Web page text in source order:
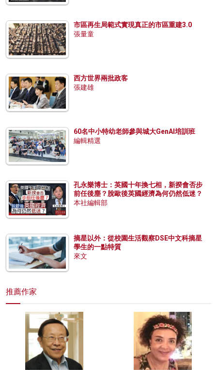
市區再生局範式實現真正的市區重建3.0
張量童
西方世界兩批政客
張建雄
60名中小特幼老師參與城大GenAI培訓班
編輯精選
孔永樂博士：英國十年換七相，新揆會否步
前任後塵？脫歐後英國經濟為何仍然低迷？
本社編輯部
摘星以外：從校園生活觀察DSE中文科摘星
學生的一點特質
來文
推薦作家